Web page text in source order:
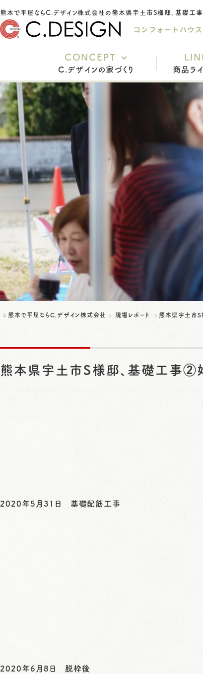
コンフォートハウ
CONCEPT
C.デザインの家づくり
充実の標準仕様
安心の保証
家づくりの流れ
インテリアスタイル
よくあるご質問
スタッフ紹介
商品ラ
熊本で平屋ならC.デザイン株式会社 現場レポート 熊本県宇土市S
熊本県宇土市S様邸、基礎工事②始
2020年5月31日 基礎配筋工事
2020年6月8日 脱枠後